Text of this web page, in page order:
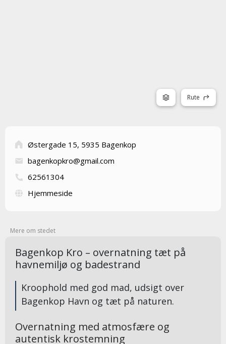
Rute
Østergade 15, 5935 Bagenkop
bagenkopkro@gmail.com
62561304
Hjemmeside
Mere om stedet
Bagenkop Kro – overnatning tæt på
havnemiljø og badestrand
Kroophold med god mad, udsigt over
Bagenkop Havn og tæt på naturen.
Overnatning med atmosfære og
autentisk krostemning